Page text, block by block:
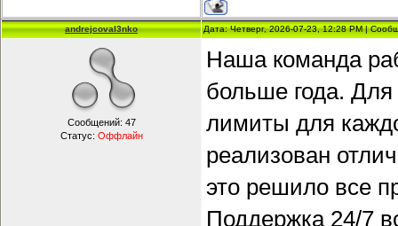
andrejcoval3nko Дата: Четверг, 2026-07-23, 12:28 PM |
Сообщений: 47
Статус: Оффлайн
Наша команда
больше года. Для
лимиты для
реализован
это решило все
Поддержка 24/7